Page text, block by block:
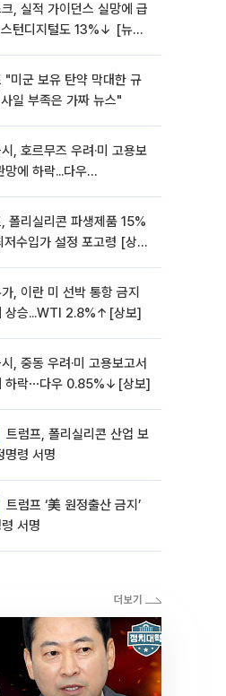
, 실적 가이던스 실망에 급
턴디지털도 13%↓ [뉴욕
"미군 보유 탄약 막대한 규
일 부족은 가짜 뉴스"
, 호르무즈 우려·미 고용보
망에 하락...다우
폴리실리콘 파생제품 15%
저수입가 설정 포고령 [상
, 이란 미 선박 통항 금지
상승...WTI 2.8%↑[상보]
, 중동 우려·미 고용보고서
하락⋯다우 0.85%↓[상보]
명령 서명
서명